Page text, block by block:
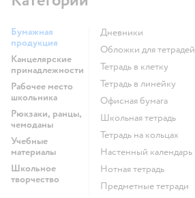
Бумажная
продукция
Канцелярские
принадлежности
Рабочее место
школьника
Рюкзаки, ранцы,
чемоданы
Учебные
материалы
Школьное
творчество
Дневники
Обложки для тетрадей
Тетрадь в клетку
Тетрадь в линейку
Офисная бумага
Школьная тетрадь
Тетрадь на кольцах
Настенный календарь
Нотная тетрадь
Предметные тетради